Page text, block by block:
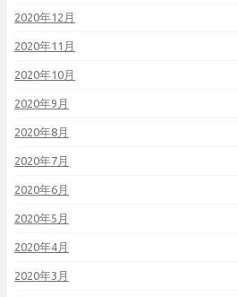
2020年12月
2020年11月
2020年10月
2020年9月
2020年8月
2020年7月
2020年6月
2020年5月
2020年4月
2020年3月